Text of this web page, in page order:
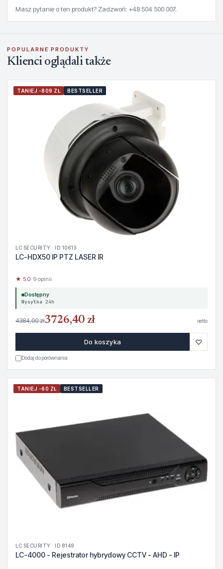
Masz pytanie o ten produkt? Zadzwoń: +48 504 500 007.
POPULARNE PRODUKTY
Klienci oglądali także
TANIEJ -809 ZŁ BESTSELLER
LC SECURITY · ID 10613
LC-HDX50 IP PTZ LASER IR
★ 5.0· 9 opinii
Dostępny
Wysyłka 24h
4384,00 zł3726,40 zł netto
Do koszyka ♡
Dodaj do porównania
TANIEJ -60 ZŁ BESTSELLER
LC SECURITY · ID 8149
LC-4000 - Rejestrator hybrydowy CCTV - AHD - IP